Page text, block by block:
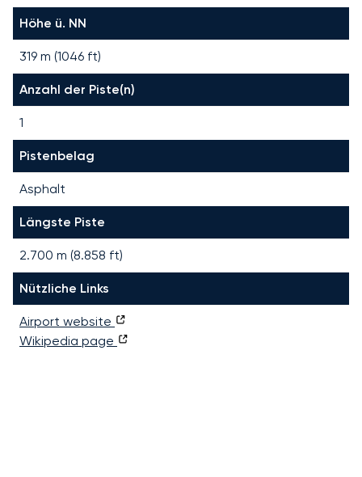
Höhe ü. NN
319 m (1046 ft)
Anzahl der Piste(n)
1
Pistenbelag
Asphalt
Längste Piste
2.700 m (8.858 ft)
Nützliche Links
Airport website
Wikipedia page